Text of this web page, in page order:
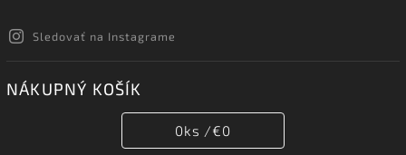
Sledovať na Instagrame
NÁKUPNÝ KOŠÍK
0ks /€0